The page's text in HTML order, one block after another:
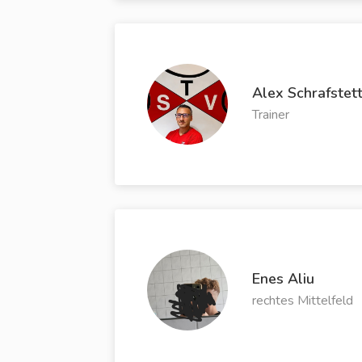
Alex
Trainer
Enes Aliu
rechtes Mittelfeld